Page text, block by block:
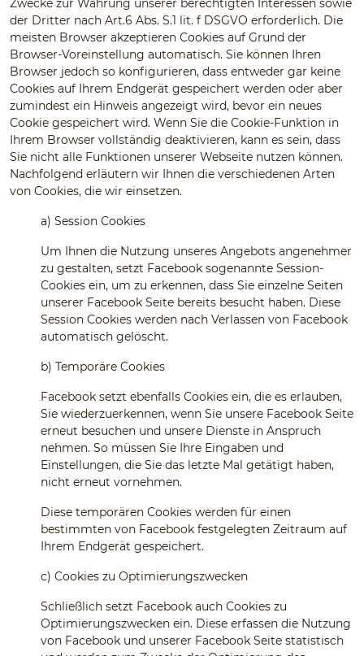
Zwecke zur Wahrung unserer berechtigten Interessen sowie
der Dritter nach Art.6 Abs. S.1 lit. f DSGVO erforderlich. Die
meisten Browser akzeptieren Cookies auf Grund der
Browser-Voreinstellung automatisch. Sie können Ihren
Browser jedoch so konfigurieren, dass entweder gar keine
Cookies auf Ihrem Endgerät gespeichert werden oder aber
zumindest ein Hinweis angezeigt wird, bevor ein neues
Cookie gespeichert wird. Wenn Sie die Cookie-Funktion in
Ihrem Browser vollständig deaktivieren, kann es sein, dass
Sie nicht alle Funktionen unserer Webseite nutzen können.
Nachfolgend erläutern wir Ihnen die verschiedenen Arten
von Cookies, die wir einsetzen.
a) Session Cookies
Um Ihnen die Nutzung unseres Angebots angenehmer
zu gestalten, setzt Facebook sogenannte Session-
Cookies ein, um zu erkennen, dass Sie einzelne Seiten
unserer Facebook Seite bereits besucht haben. Diese
Session Cookies werden nach Verlassen von Facebook
automatisch gelöscht.
b) Temporäre Cookies
Facebook setzt ebenfalls Cookies ein, die es erlauben,
Sie wiederzuerkennen, wenn Sie unsere Facebook Seite
erneut besuchen und unsere Dienste in Anspruch
nehmen. So müssen Sie Ihre Eingaben und
Einstellungen, die Sie das letzte Mal getätigt haben,
nicht erneut vornehmen.
Diese temporären Cookies werden für einen
bestimmten von Facebook festgelegten Zeitraum auf
Ihrem Endgerät gespeichert.
c) Cookies zu Optimierungszwecken
Schließlich setzt Facebook auch Cookies zu
Optimierungszwecken ein. Diese erfassen die Nutzung
von Facebook und unserer Facebook Seite statistisch